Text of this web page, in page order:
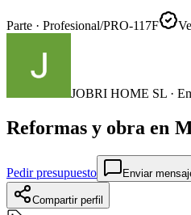
Parte · Profesional/PRO-117F
JOBRI HOME SL ·
Reformas y obra en
Pedir presupuesto Enviar
Compartir perfil